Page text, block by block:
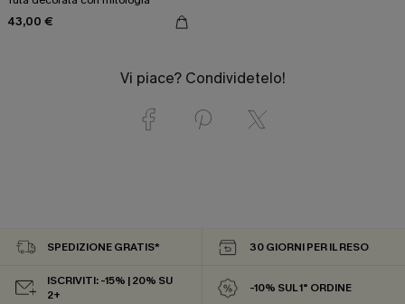
43,00 €
Vi piace? Condividetelo!
SPEDIZIONE GRATIS* 30 GIORNI PER IL RESO
ISCRIVITI: -15% | 20% SU
2+
-10% SUL 1° ORDINE